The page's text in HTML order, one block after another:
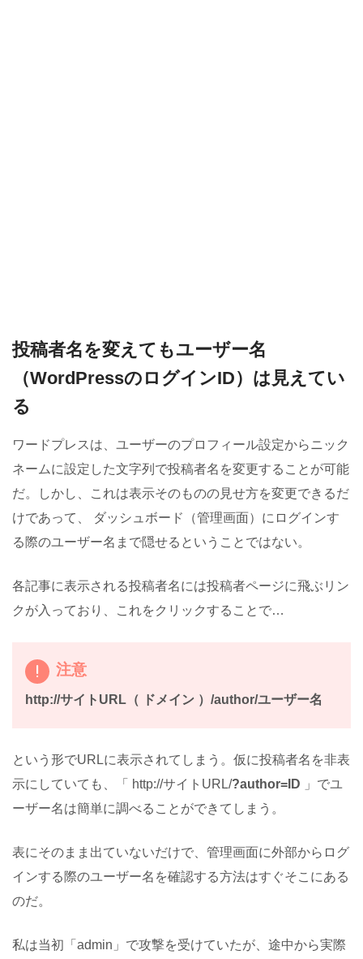
投稿者名を変えてもユーザー名
（WordPressのログインID）は見えてい
る
ワードプレスは、ユーザーのプロフィール設定からニック
ネームに設定した文字列で投稿者名を変更することが可能
だ。しかし、これは表示そのものの見せ方を変更できるだ
けであって、 ダッシュボード（管理画面）にログインす
る際のユーザー名まで隠せるということではない。
各記事に表示される投稿者名には投稿者ページに飛ぶリン
クが入っており、これをクリックすることで…
注意
http://サイトURL（ ドメイン ）/author/ユーザー名
という形でURLに表示されてしまう。仮に投稿者名を非表
示にしていても、「 http://サイトURL/?author=ID
」でユ
ーザー名は簡単に調べることができてしまう。
表にそのまま出ていないだけで、管理画面に外部からログ
インする際のユーザー名を確認する方法はすぐそこにある
のだ。
私は当初「admin」で攻撃を受けていたが、途中から実際